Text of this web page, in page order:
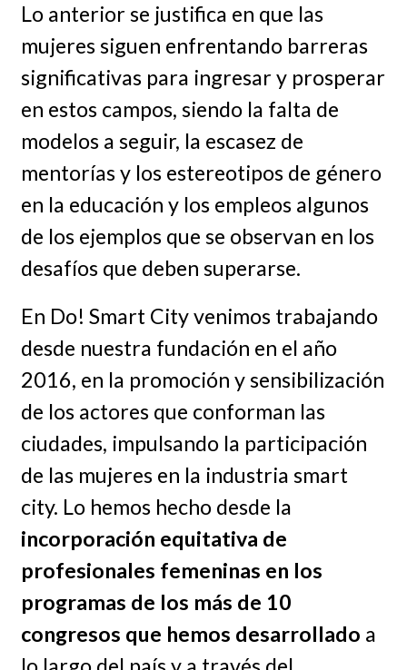
Lo anterior se justifica en que las
mujeres siguen enfrentando barreras
significativas para ingresar y prosperar
en estos campos, siendo la falta de
modelos a seguir, la escasez de
mentorías y los estereotipos de género
en la educación y los empleos algunos
de los ejemplos que se observan en los
desafíos que deben superarse.
En Do! Smart City venimos trabajando
desde nuestra fundación en el año
2016, en la promoción y sensibilización
de los actores que conforman las
ciudades, impulsando la participación
de las mujeres en la industria smart
city. Lo hemos hecho desde la
incorporación equitativa de
profesionales femeninas en los
programas de los más de 10
congresos que hemos desarrollado a